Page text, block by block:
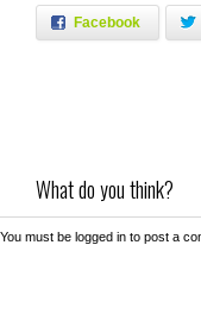
Facebook
What do you think?
You must be logged in to post a